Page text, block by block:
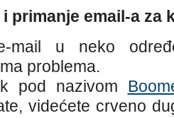
primanje email-a za
mail u neko
problema.
pod nazivom
videćete crveno